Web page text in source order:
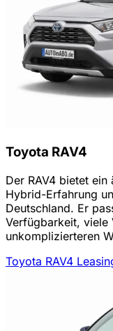
Toyota RAV4
Der RAV4 bietet
Hybrid-Erfahrung
Deutschland. Er
Verfügbarkeit, viele
unkomplizierteren
Toyota RAV4